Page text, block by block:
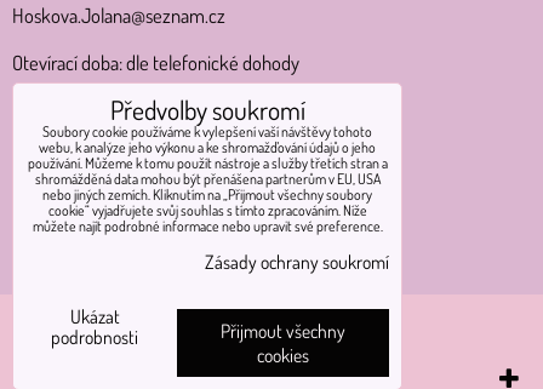
Hoskova.Jolana@seznam.cz
Otevírací doba: dle telefonické dohody
Nádražní 14
Běrunice - Velké Výkleky
289 08
Otevírací doba: dle telefonické dohody.
Předvolby soukromí Zásady ochrany soukromí
Vytvořeno systémem:ByznysWeb.cz
Předvolby soukromí
Soubory cookie používáme k vylepšení vaší návštěvy tohoto
webu, k analýze jeho výkonu a ke shromažďování údajů o jeho
používání. Můžeme k tomu použít nástroje a služby třetích stran a
shromážděná data mohou být přenášena partnerům v EU, USA
nebo jiných zemích. Kliknutím na „Přijmout všechny soubory
cookie“ vyjadřujete svůj souhlas s tímto zpracováním. Níže
můžete najít podrobné informace nebo upravit své preference.
Zásady ochrany soukromí
Ukázat
podrobnosti
Přijmout všechny
cookies